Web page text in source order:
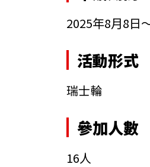
2025年8月8日
活動形式
瑞士輪
參加人數
16人